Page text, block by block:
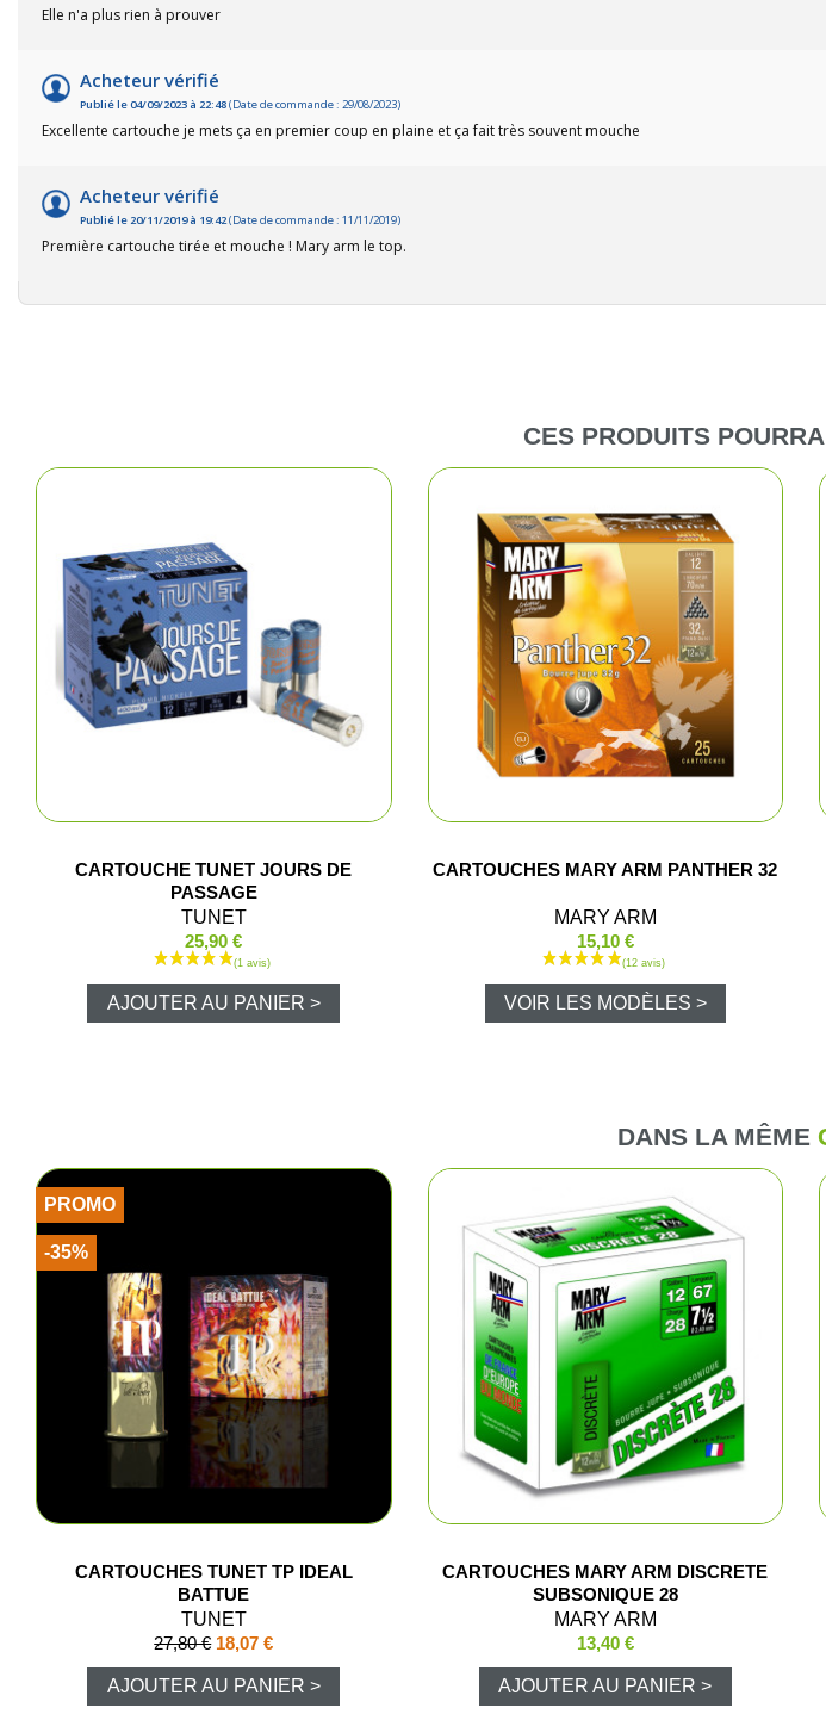
Elle n'a plus rien à prouver
Acheteur vérifié
Publié le 04/09/2023 à 22:48(Date de commande : 29/08/2023)
Excellente cartouche je mets ça en premier coup en plaine et ça fait très souvent mouche
Acheteur vérifié
Publié le 20/11/2019 à 19:42(Date de commande : 11/11/2019)
Première cartouche tirée et mouche ! Mary arm le top.
CES PRODUITS
CARTOUCHE TUNET JOURS DE
PASSAGE
TUNET
25,90 €
AJOUTER AU PANIER >
CARTOUCHES MARY ARM PANTHER 32
MARY ARM
15,10 €
VOIR LES MODÈLES >
DANS LA MÊME
CARTOUCHES TUNET TP IDEAL
BATTUE
TUNET
27,80 € 18,07 €
AJOUTER AU PANIER >
PROMO
-35%
CARTOUCHES MARY ARM DISCRETE
SUBSONIQUE 28
MARY ARM
13,40 €
AJOUTER AU PANIER >